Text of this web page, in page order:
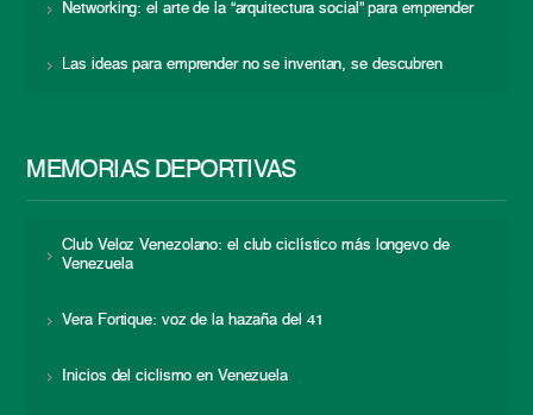
Networking: el arte de la “arquitectura social” para emprender
Las ideas para emprender no se inventan, se descubren
MEMORIAS DEPORTIVAS
Club Veloz Venezolano: el club ciclístico más longevo de
Venezuela
Vera Fortique: voz de la hazaña del 41
Inicios del ciclismo en Venezuela